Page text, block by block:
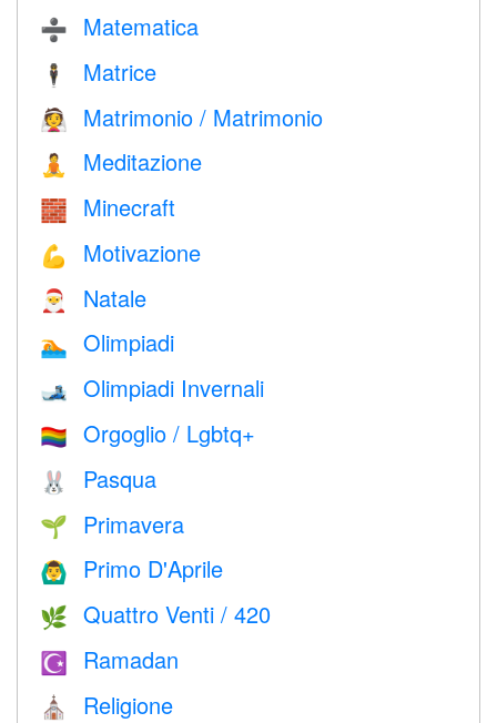
➗ Matematica
🕴️ Matrice
👰 Matrimonio / Matrimonio
🧘 Meditazione
🧱 Minecraft
💪 Motivazione
🎅 Natale
🏊 Olimpiadi
🎿 Olimpiadi Invernali
🏳️‍🌈 Orgoglio / Lgbtq+
🐰 Pasqua
🌱 Primavera
🙆‍♂️ Primo D'Aprile
🌿 Quattro Venti / 420
☪️ Ramadan
⛪️ Religione